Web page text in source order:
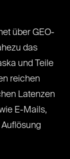
über GEO-
das
und Teile
reichen
Latenzen
E-Mails,